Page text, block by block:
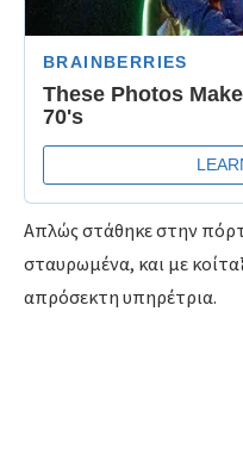
Απλώς στάθηκε στην
σταυρωμένα, και με
απρόσεκτη υπηρέτρια.